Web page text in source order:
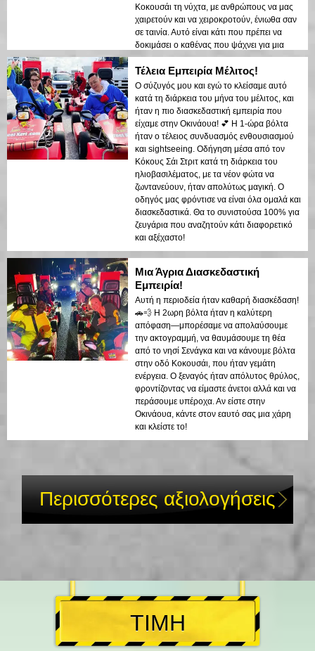
Κοκουσάι τη νύχτα, με ανθρώπους να μας
χαιρετούν και να χειροκροτούν, ένιωθα σαν
σε ταινία. Αυτό είναι κάτι που πρέπει να
δοκιμάσει ο καθένας που ψάχνει για μια
μοναδική εμπειρία!
Τέλεια Εμπειρία Μέλιτος!
Ο σύζυγός μου και εγώ το κλείσαμε αυτό
κατά τη διάρκεια του μήνα του μέλιτος, και
ήταν η πιο διασκεδαστική εμπειρία που
είχαμε στην Οκινάουα! 💕 Η 1-ώρα βόλτα
ήταν ο τέλειος συνδυασμός ενθουσιασμού
και sightseeing. Οδήγηση μέσα από τον
Κόκους Σάι Στριτ κατά τη διάρκεια του
ηλιοβασιλέματος, με τα νέον φώτα να
ζωντανεύουν, ήταν απολύτως μαγική. Ο
οδηγός μας φρόντισε να είναι όλα ομαλά και
διασκεδαστικά. Θα το συνιστούσα 100% για
ζευγάρια που αναζητούν κάτι διαφορετικό
και αξέχαστο!
Μια Άγρια Διασκεδαστική
Εμπειρία!
Αυτή η περιοδεία ήταν καθαρή διασκέδαση!
🚗💨 Η 2ωρη βόλτα ήταν η καλύτερη
απόφαση—μπορέσαμε να απολαύσουμε
την ακτογραμμή, να θαυμάσουμε τη θέα
από το νησί Σενάγκα και να κάνουμε βόλτα
στην οδό Κοκουσάι, που ήταν γεμάτη
ενέργεια. Ο ξεναγός ήταν απόλυτος θρύλος,
φροντίζοντας να είμαστε άνετοι αλλά και να
περάσουμε υπέροχα. Αν είστε στην
Οκινάουα, κάντε στον εαυτό σας μια χάρη
και κλείστε το!
Περισσότερες αξιολογήσεις
ΤΙΜΗ